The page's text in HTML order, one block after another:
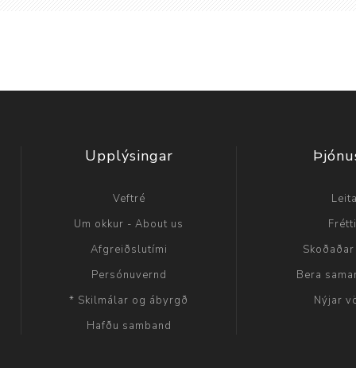
Upplýsingar
Veftré
Um okkur - About us
Afgreiðslutími
Persónuvernd
* Skilmálar og ábyrgð
Hafðu samband
Leita
Bera
Nýjar